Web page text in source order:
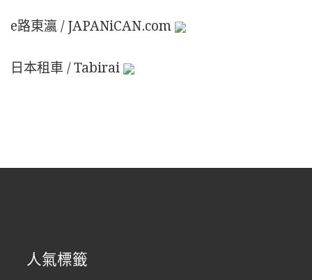
e路東瀛 / JAPANiCAN.com
日本租車 / Tabirai
人氣標籤